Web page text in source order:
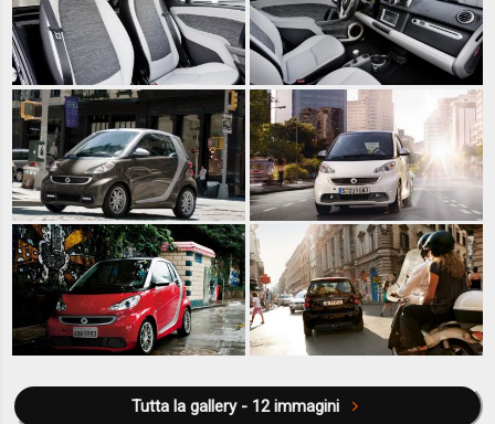
Tutta la gallery - 12 immagini